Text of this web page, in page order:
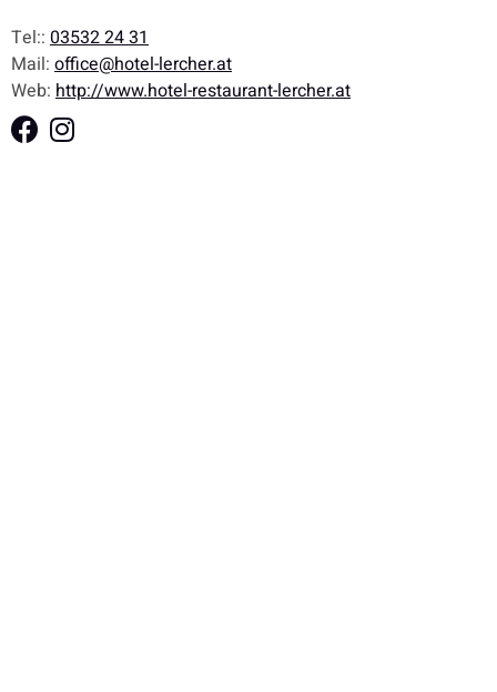
Tel:: 03532 24 31
Mail: office@hotel-lercher.at
Web: http://www.hotel-restaurant-lercher.at